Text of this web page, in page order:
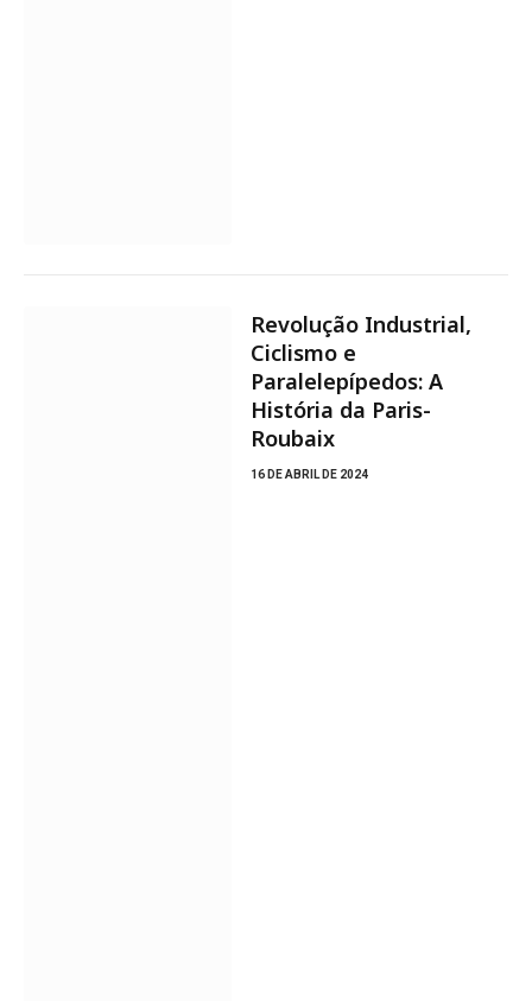
Revolução Industrial,
Ciclismo e
Paralelepípedos: A
História da Paris-
Roubaix
16 DE ABRIL DE 2024